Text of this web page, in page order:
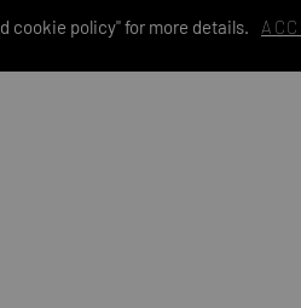
cookie policy" for more details.